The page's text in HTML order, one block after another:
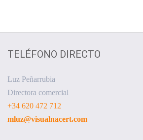
TELÉFONO DIRECTO
Luz Peñarrubia
Directora comercial
+34 620 472 712
mluz@visualnacert.com